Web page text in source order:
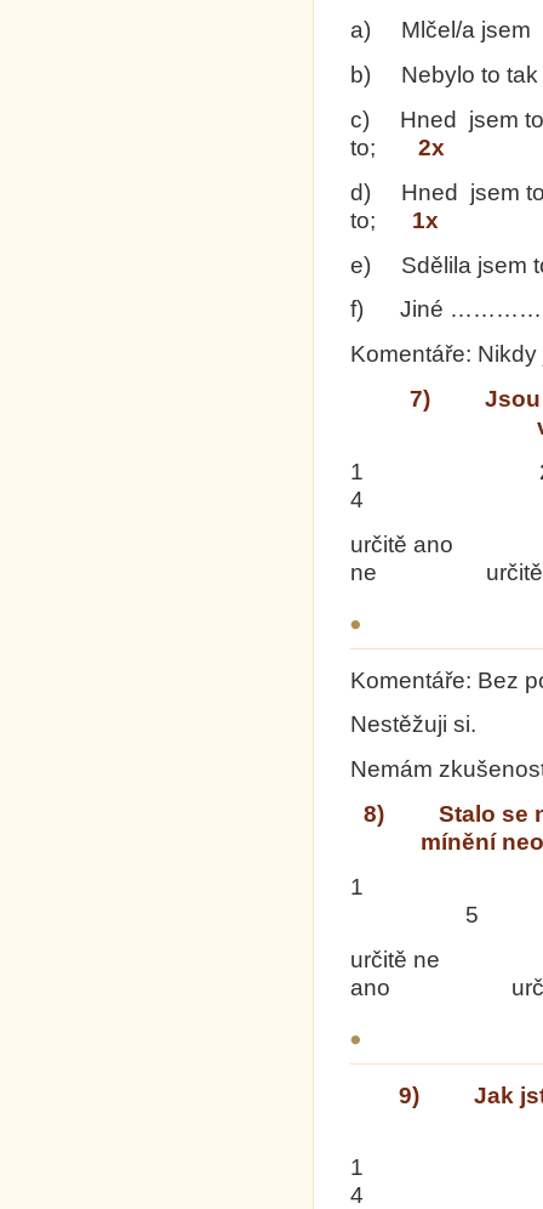
a) Mlčel/a jsem
b) Nebylo to tak
c) Hned jsem to
to; 2x
d) Hned jsem to
to; 1x
e) Sdělila jsem
f) Jiné
Komentáře:
7) Jsou
1
4
určitě ano
ne určitě
Komentáře: Bez
Nestěžuji si.
Nemám
8) Stalo se
mínění
1
5
určitě ne
ano určitě
9) Jak jste
1
4